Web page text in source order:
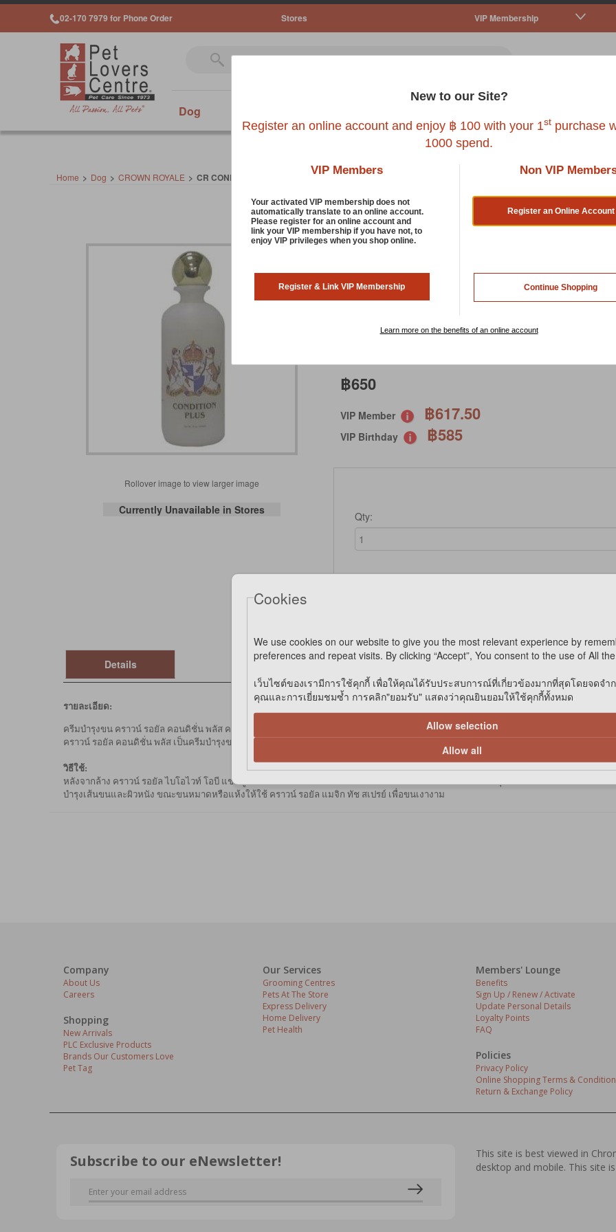
02-170 7979 for Phone Order Stores VIP Membership
Dog
Home > Dog > CROWN ROYALE > CR CONDITION PLUS RTU 8OZ
Rollover image to view larger image
Currently Unavailable in Stores
CROWN ROYALE
CR CONDITION PLUS RTU
SKU : 0038958044449
SPECIAL ORDER
฿650
VIP Member ฿617.50
VIP Birthday ฿585
Qty:
Details
รายละเอียด:
ครีมบำรุงขน คราวน์ รอยัล คอนดิชั่น พลัส ครีมบำรุงขนชนิดพร้อมใช้ ใช้เพียงแค่ครั้งเดียวก็เห็นได้ชัดว่าเนื้อครีมช่วยให้ขนหนานุ่ม สปริงตัวดี
คราวน์ รอยัล คอนดิชั่น พลัส เป็นครีมบำรุงขนที่มีคุณสมบัติใกล้เคียงกับน้ำมันที่เกิดตามธรรมชาติจากเส้นขน ช่วยคงประสิทธิภาพในการบำรุงเส้
วิธีใช้:
หลังจากล้าง คราวน์ รอยัล ไบโอไวท์ โอบี แชมพู ออกจนสะอาดแล้วเทครีมนวดใส่มือหรือฟองน้ำแล้วนวดลงบนตัวสุนัข ทิ้งไว้ 1-5 นาทีแล้วแต่ร
บำรุงเส้นขนและผิวหนัง ขณะขนหมาดหรือแห้งให้ใช้ คราวน์ รอยัล แมจิก ทัช สเปรย์ เพื่อขนเงางาม
Company
About Us
Careers
Shopping
New Arrivals
PLC Exclusive Products
Brands Our Customers Love
Pet Tag
Our Services
Grooming Centres
Pets At The Store
Express Delivery
Home Delivery
Pet Health
Members' Lounge
Benefits
Sign Up / Renew / Activate
Update Personal Details
Loyalty Points
FAQ
Policies
Privacy Policy
Online Shopping Terms &
Return & Exchange Policy
Subscribe to our eNewsletter!
This site is best viewed in
desktop and mobile. This site
Cookies
We use cookies on our website to give you the most relevant experience by
preferences and repeat visits. By clicking “Accept”, You consent to the use of All
เว็บไซต์ของเรามีการใช้คุกกี้ เพื่อให้คุณได้รับประสบการณ์ที่เกี่ยวข้องมากที่สุดโดยจดจำ
คุณและการเยี่ยมชมซ้ำ การคลิก"ยอมรับ" แสดงว่าคุณยินยอมให้ใช้คุกกี้ทั้งหมด
Allow selection
Allow all
New to our Site?
Register an online account and enjoy ฿ 100 with your 1st purchase
1000 spend.
VIP Members Non VIP
Your activated VIP membership does not
automatically translate to an online account.
Please register for an online account and
link your VIP membership if you have not, to
enjoy VIP privileges when you shop online.
Register an Online Account
Register & Link VIP Membership Continue Shopping
Learn more on the benefits of an online account